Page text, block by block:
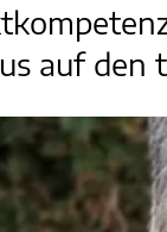
auf den